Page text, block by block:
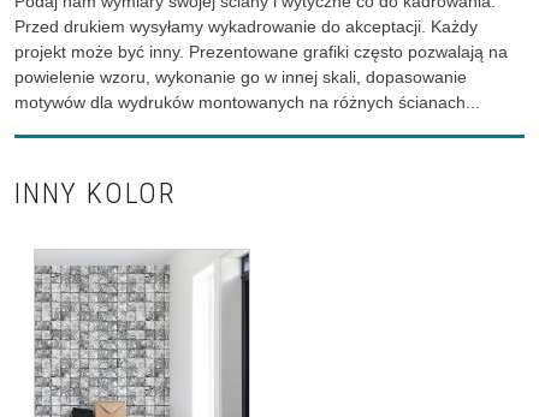
Przed drukiem wysyłamy wykadrowanie do akceptacji. Każdy
projekt może być inny. Prezentowane grafiki często pozwalają na
powielenie wzoru, wykonanie go w innej skali, dopasowanie
motywów dla wydruków montowanych na różnych ścianach...
INNY KOLOR